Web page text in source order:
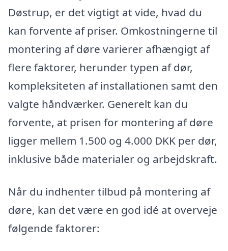
Døstrup, er det vigtigt at vide, hvad du
kan forvente af priser. Omkostningerne til
montering af døre varierer afhængigt af
flere faktorer, herunder typen af dør,
kompleksiteten af installationen samt den
valgte håndværker. Generelt kan du
forvente, at prisen for montering af døre
ligger mellem 1.500 og 4.000 DKK per dør,
inklusive både materialer og arbejdskraft.
Når du indhenter tilbud på montering af
døre, kan det være en god idé at overveje
følgende faktorer: